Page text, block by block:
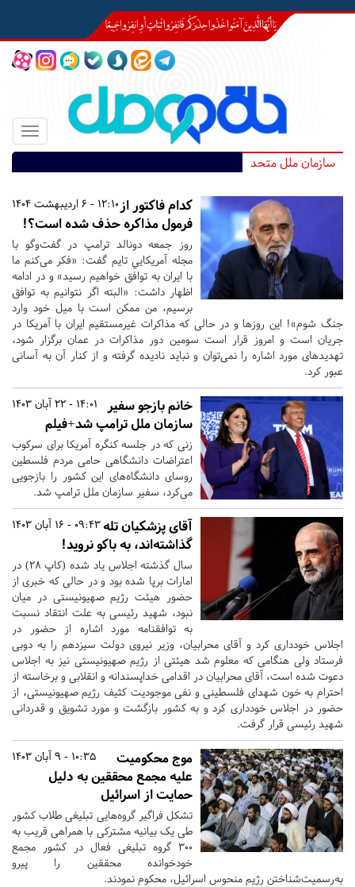
Toggle
سازمان ملل متحد
12:10 - 6 اردیبهشت 1404 کدام فاکتور از
فرمول مذاکره حذف شده است؟!
روز جمعه دونالد ترامپ در گفت‌و‌گو با
مجله آمریکایي تایم گفت‌: «‌فکر می‌کنم ما
با ایران به توافق خواهیم رسید‌» و در ادامه
اظهار داشت‌: «البته اگر نتوانیم به توافق
برسیم، من ممکن است با میل خود وارد
جنگ شوم‌»! این روزها و در حالی که مذاکرات غیر‌مستقیم ایران با آمریکا در
جریان است و امروز قرار است سومین دور مذاکرات در عمان برگزار شود،
تهدیدهای مورد اشاره را نمی‌توان و نباید نادیده گرفته و از کنار آن به آسانی
عبور کرد.
14:01 - 22 آبان 1403
خانم بازجو سفیر
سازمان ملل ترامپ شد+فیلم
زنی که در جلسه کنگره آمریکا برای سرکوب
اعتراضات دانشگاهی حامی مردم فلسطین
روسای دانشگاه‌های این کشور را بازجویی
می‌کرد، سفیر سازمان ملل ترامپ شد.
09:43 - 16 آبان 1403آقای پزشکیان تله
گذاشته‌اند، به باکو نروید!
سال گذشته اجلاس یاد شده (کاپ ۲۸) در
امارات برپا شده بود و در حالی که خبری از
حضور هیئت رژیم صهیونیستی در میان
نبود، شهید رئیسی به علت انتقاد نسبت
به توافقنامه مورد اشاره از حضور در
اجلاس خودداری کرد و آقای محرابیان، وزیر نیروی دولت سیزدهم را به دوبی
فرستاد ولی هنگامی که معلوم شد هیئتی از رژیم صهیونیستی نیز به اجلاس
دعوت شده است، آقای محرابیان در اقدامی خدا‌پسندانه و انقلابی و برخاسته از
احترام به خون شهدای فلسطینی و نفی موجودیت کثیف رژیم صهیونیستی، از
حضور در اجلاس خود‌داری کرد و به کشور بازگشت و مورد تشویق و قدردانی
شهید رئیسی قرار گرفت.
10:35 - 9 آبان 1403
موج محکومیت
علیه مجمع محققین به دلیل
حمایت از اسرائیل
تشکل فراگیر گروه‌هایی تبلیغی طلاب کشور
طی یک بیانیه مشترکی با همراهی قریب به
300 گروه تبلیغی فعال در کشور مجمع
خودخوانده محققین را پیرو
به‌رسمیت‌شناختن رژیم منحوس اسرائیل، محکوم نمودند.